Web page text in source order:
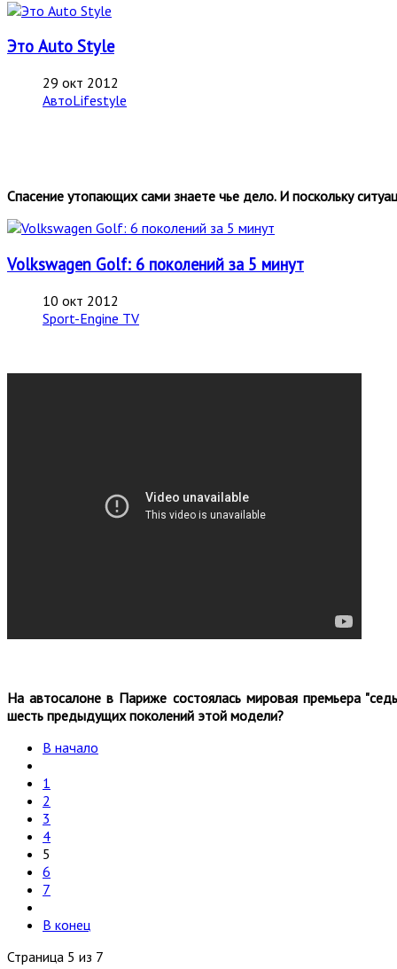
Это Auto Style
29 окт 2012
АвтоLifestyle
Спасение утопающих сами знаете чье дело. И поскольку
Volkswagen Golf: 6 поколений за 5 минут
10 окт 2012
Sport-Engine TV
На автосалоне в Париже состоялась мировая премьера
шесть предыдущих поколений этой модели?
В начало
1
2
3
4
5
6
7
В конец
Страница 5 из 7